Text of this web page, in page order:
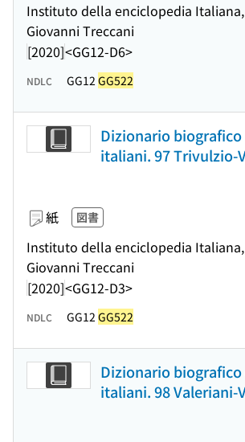
Instituto della enciclopedia
Giovanni Treccani
[2020]<GG12-D6>
NDLC GG12 GG522
Dizionario biografico
italiani. 97 Trivulzio-
紙 図書
Instituto della enciclopedia
Giovanni Treccani
[2020]<GG12-D3>
NDLC GG12 GG522
Dizionario biografico
italiani. 98 Valeriani-